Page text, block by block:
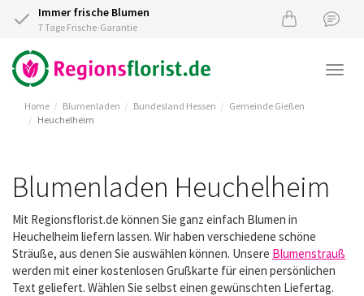
Immer frische Blumen
7 Tage Frische-Garantie
Home Blumenladen Bundesland Hessen
Gemeinde Gießen
Heuchelheim
Blumenladen Heuchelheim
Mit Regionsflorist.de können Sie ganz einfach Blumen in
Heuchelheim liefern lassen. Wir haben verschiedene schöne
Sträuße, aus denen Sie auswählen können. Unsere Blumenstrauß
werden mit einer kostenlosen Grußkarte für einen persönlichen
Text geliefert. Wählen Sie selbst einen gewünschten Liefertag.